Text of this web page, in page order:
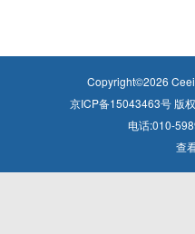
Copyright©2026
京ICP备15043463号 版
电话:010-
查